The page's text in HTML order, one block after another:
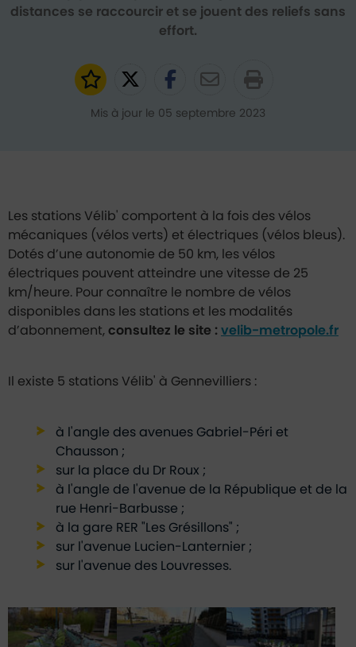
distances se raccourcir et se jouent des reliefs sans
effort.
Ajouter aux favoris
Partager sur Twitter
Partager sur
Partager par
Mis à jour le 05 septembre 2023
Les stations Vélib' comportent à la fois des vélos
mécaniques (vélos verts) et électriques (vélos bleus).
Dotés d’une autonomie de 50 km, les vélos
électriques pouvent atteindre une vitesse de 25
km/heure. Pour connaître le nombre de vélos
disponibles dans les stations et les modalités
d’abonnement, consultez le site : velib-metropole.fr
Il existe 5 stations Vélib' à Gennevilliers :
à l'angle des avenues Gabriel-Péri et
Chausson ;
sur la place du Dr Roux ;
à l'angle de l'avenue de la République et de la
rue Henri-Barbusse ;
à la gare RER "Les Grésillons" ;
sur l'avenue Lucien-Lanternier ;
sur l'avenue des Louvresses.